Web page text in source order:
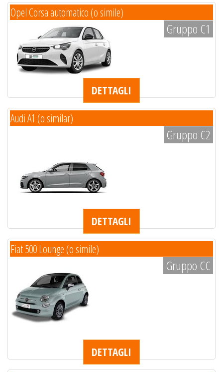
Opel Corsa automatico (o simile)
Gruppo C1
DETTAGLI
Audi A1 (o similar)
Gruppo C2
DETTAGLI
Fiat 500 Lounge (o simile)
Gruppo CC
DETTAGLI